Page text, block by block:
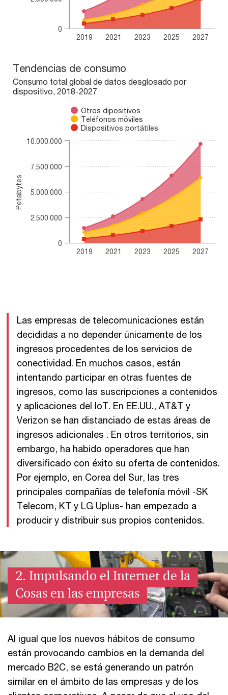
2019 2021 2023 2025 2027
0
Tendencias de consumo
Chart with 3 data series.
Consumo total global de datos desglosado por dispositivo,
The chart has 1 Y axis displaying Petabytes. Range: 0 to
Petabytes
Tendencias de consumo
Consumo total global de datos desglosado por
dispositivo, 2018-2027
Otros dipositivos
Teléfonos móviles
Dispositivos portátiles
2019 2021 2023 2025 2027
0
2.500.000
5.000.000
7.500.000
10.000.000
Las empresas de telecomunicaciones están
decididas a no depender únicamente de los
ingresos procedentes de los servicios de
conectividad. En muchos casos, están
intentando participar en otras fuentes de
ingresos, como las suscripciones a contenidos
y aplicaciones del IoT. En EE.UU., AT&T y
Verizon se han distanciado de estas áreas de
ingresos adicionales . En otros territorios, sin
embargo, ha habido operadores que han
diversificado con éxito su oferta de contenidos.
Por ejemplo, en Corea del Sur, las tres
principales compañías de telefonía móvil -SK
Telecom, KT y LG Uplus- han empezado a
producir y distribuir sus propios contenidos.
2. Impulsando el Internet de la
Cosas en las empresas
Al igual que los nuevos hábitos de consumo
están provocando cambios en la demanda del
mercado B2C, se está generando un patrón
similar en el ámbito de las empresas y de los